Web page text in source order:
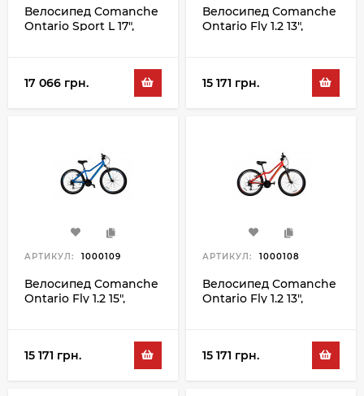
Велосипед Comanche
Ontario Sport L 17",
17 066 грн.
Велосипед Comanche
Ontario Fly 1.2 13",
15 171 грн.
АРТИКУЛ: 1000109
Велосипед Comanche
Ontario Fly 1.2 15",
15 171 грн.
АРТИКУЛ: 1000108
Велосипед Comanche
Ontario Fly 1.2 13",
15 171 грн.